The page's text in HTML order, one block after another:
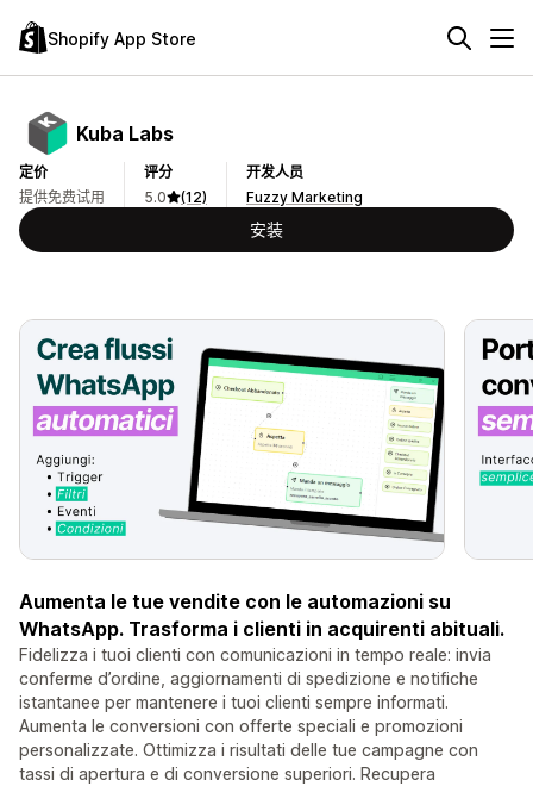
Shopify App Store
Kuba Labs
定价
提供免费试用
评分
5.0
(12)
开发人员
Fuzzy Marketing
安装
Aumenta le tue vendite con le automazioni su
WhatsApp. Trasforma i clienti in acquirenti abituali.
Fidelizza i tuoi clienti con comunicazioni in tempo reale: invia
conferme d’ordine, aggiornamenti di spedizione e notifiche
istantanee per mantenere i tuoi clienti sempre informati.
Aumenta le conversioni con offerte speciali e promozioni
personalizzate. Ottimizza i risultati delle tue campagne con
tassi di apertura e di conversione superiori. Recupera